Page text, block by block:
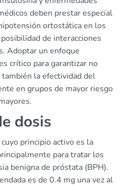
deben prestar especial
ortostática en los
de interacciones
Adoptar un enfoque
crítico para garantizar no
la efectividad del
en grupos de mayor riesgo
dosis
principio activo es la
para tratar los
benigna de próstata (BPH).
es de 0.4 mg una vez al